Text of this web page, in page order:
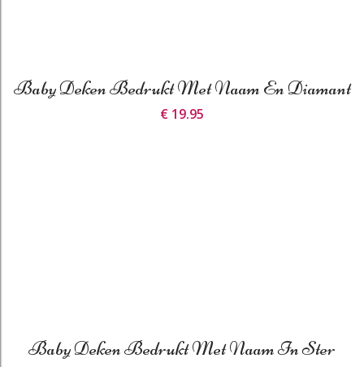
Baby Deken Bedrukt Met Naam En Diamant
€ 19.95
Baby Deken Bedrukt Met Naam In Ster